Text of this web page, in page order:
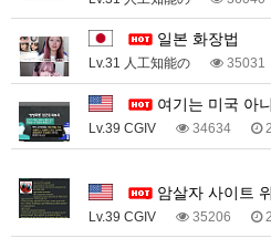
일본 화장법
Lv.31 人工知能の 35031
여기는 미국 아
Lv.39 CGIV 34634
암살자 사이트
Lv.39 CGIV 35206